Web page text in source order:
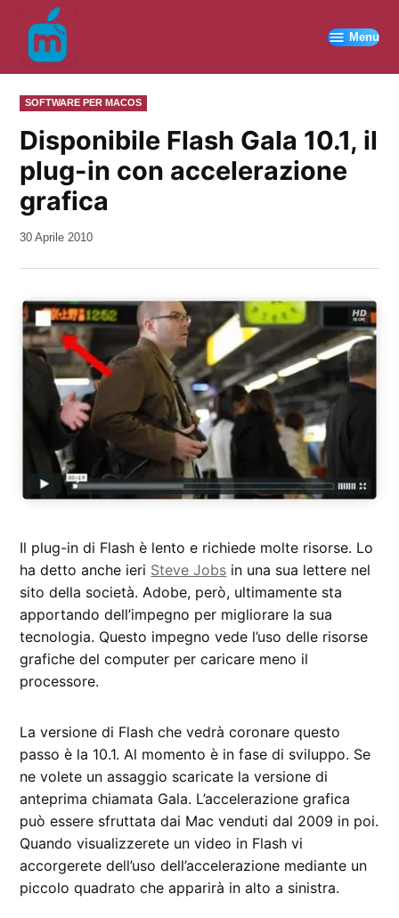
contenuto
Menu
PUBBLICATO
IN
SOFTWARE PER MACOS
Disponibile Flash Gala 10.1, il
plug-in con accelerazione
grafica
da
30 Aprile 2010
Il plug-in di Flash è lento e richiede molte risorse. Lo
ha detto anche ieri Steve Jobs in una sua lettere nel
sito della società. Adobe, però, ultimamente sta
apportando dell’impegno per migliorare la sua
tecnologia. Questo impegno vede l’uso delle risorse
grafiche del computer per caricare meno il
processore.
La versione di Flash che vedrà coronare questo
passo è la 10.1. Al momento è in fase di sviluppo. Se
ne volete un assaggio scaricate la versione di
anteprima chiamata Gala. L’accelerazione grafica
può essere sfruttata dai Mac venduti dal 2009 in poi.
Quando visualizzerete un video in Flash vi
accorgerete dell’uso dell’accelerazione mediante un
piccolo quadrato che apparirà in alto a sinistra.